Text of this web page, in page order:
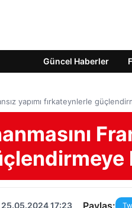
Güncel Haberler
yapımı fırkateynlerle
17:23 Paylaş: